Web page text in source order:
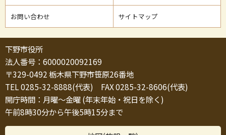
お問い合わせ サイトマップ
下野市役所
法人番号：6000020092169
〒329-0492 栃木県下野市笹原26番地
TEL 0285-32-8888(代表) FAX 0285-32-8606(代表)
開庁時間：月曜～金曜 (年末年始・祝日を除く)
午前8時30分から午後5時15分まで